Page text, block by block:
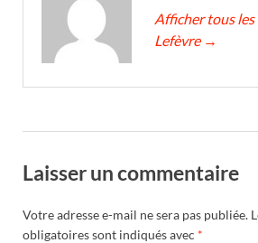
Afficher tous les
Lefèvre →
Laisser un commentaire
Votre adresse e-mail ne sera pas publiée.
obligatoires sont indiqués avec *